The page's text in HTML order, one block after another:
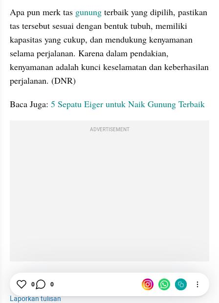
Apa pun merk tas gunung terbaik yang dipilih, pastikan
tas tersebut sesuai dengan bentuk tubuh, memiliki
kapasitas yang cukup, dan mendukung kenyamanan
selama perjalanan. Karena dalam pendakian,
kenyamanan adalah kunci keselamatan dan keberhasilan
perjalanan. (DNR)
Baca Juga: 5 Sepatu Eiger untuk Naik Gunung Terbaik
ADVERTISEMENT
Branding
Merek
Laporkan tulisan
0 0